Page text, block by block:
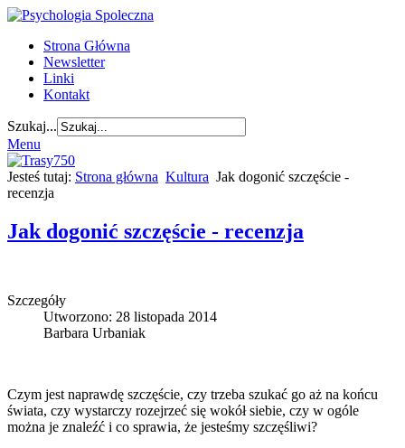
Strona Główna
Newsletter
Linki
Kontakt
Szukaj...
Menu
Jesteś tutaj: Strona główna Kultura Jak dogonić szczęście -
recenzja
Jak dogonić szczęście - recenzja
Szczegóły
Utworzono: 28 listopada 2014
Barbara Urbaniak
Czym jest naprawdę szczęście, czy trzeba szukać go aż na końcu
świata, czy wystarczy rozejrzeć się wokół siebie, czy w ogóle
można je znaleźć i co sprawia, że jesteśmy szczęśliwi?